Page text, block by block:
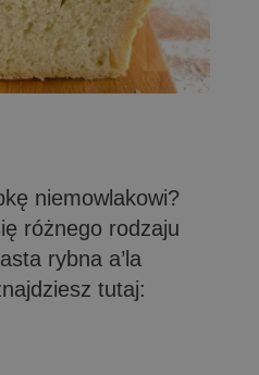
niemowlakowi?
różnego rodzaju
rybna a’la
tutaj: